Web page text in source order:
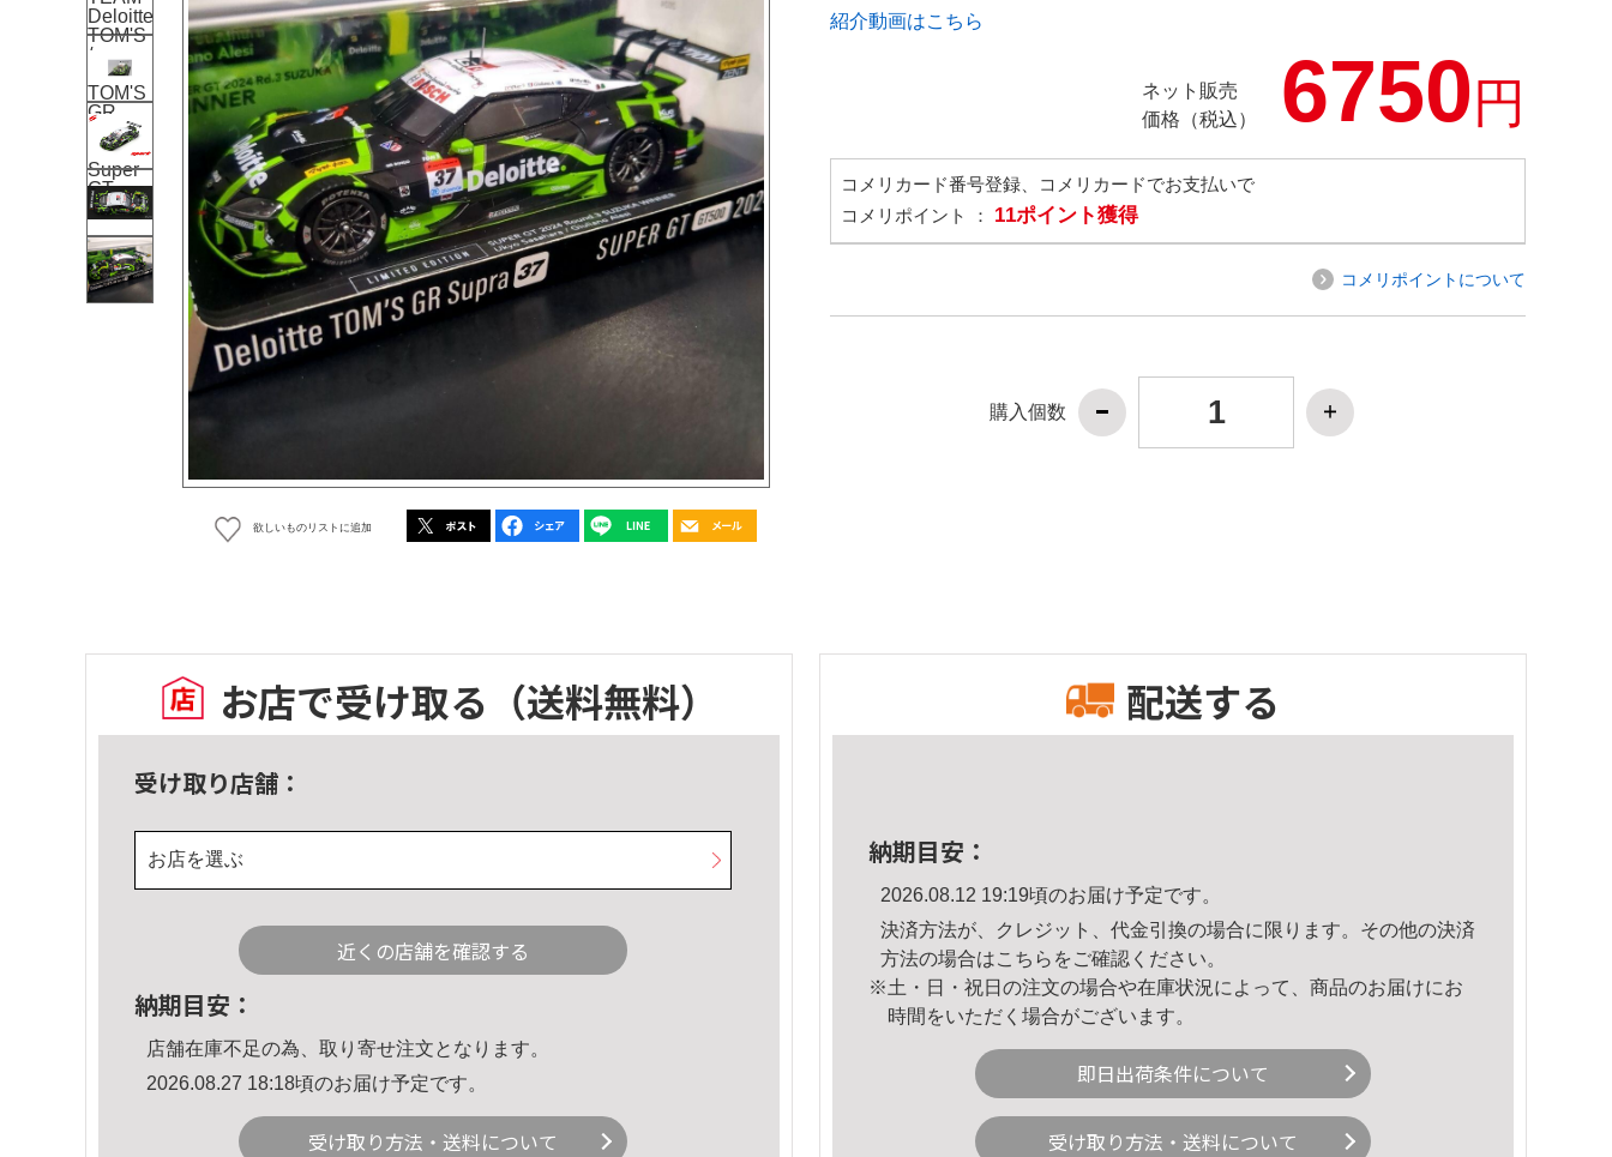
欲しいものリストに追加
紹介動画はこちら
ネット販売
価格（税込）
6750円
コメリカード番号登録、コメリカードでお支払いで
コメリポイント ： 11ポイント獲得
コメリポイントについて
購入個数
お店で受け取る （送料無料）
受け取り店舗：
お店を選ぶ
近くの店舗を確認する
納期目安：
店舗在庫不足の為、取り寄せ注文となります。
2026.08.27 18:18頃のお届け予定です。
受け取り方法・送料について
配送する
納期目安：
2026.08.12 19:19頃のお届け予定です。
決済方法が、クレジット、代金引換の場合に限ります。その他の決済
方法の場合はこちら をご確認ください。
※土・日・祝日の注文の場合や在庫状況によって、商品のお届けにお
時間をいただく場合がございます。
即日出荷条件について
受け取り方法・送料について